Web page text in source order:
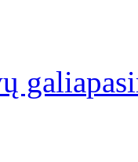
galia